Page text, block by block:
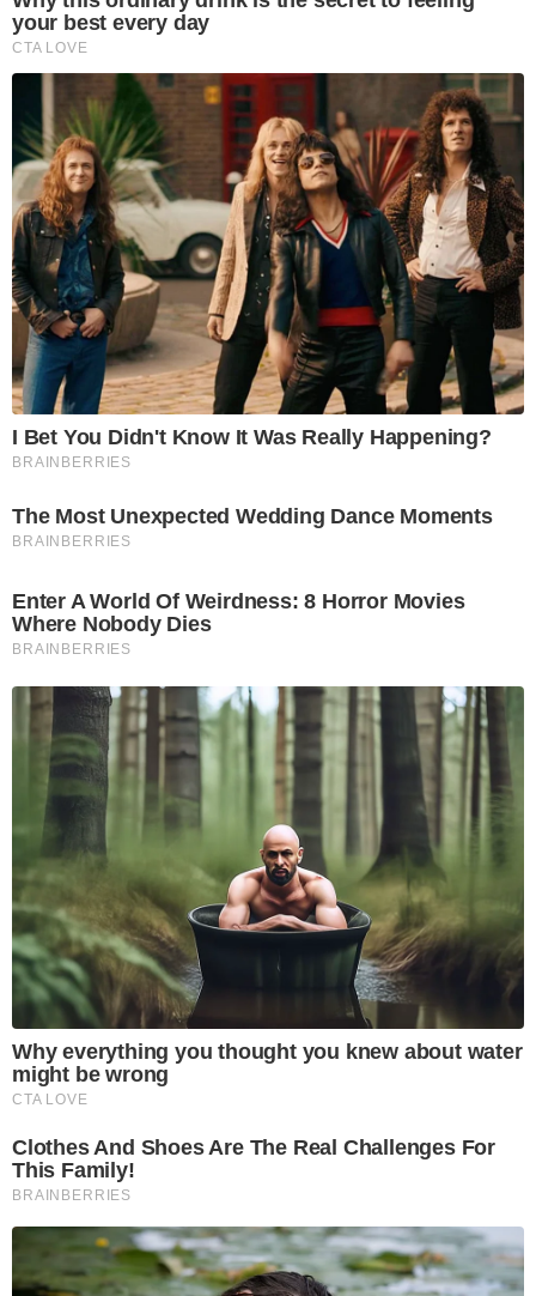
your best every day
CTA LOVE
I Bet You Didn't Know It Was Really Happening?
BRAINBERRIES
The Most Unexpected Wedding Dance Moments
BRAINBERRIES
Enter A World Of Weirdness: 8 Horror Movies
Where Nobody Dies
BRAINBERRIES
Why everything you thought you knew about water
might be wrong
CTA LOVE
Clothes And Shoes Are The Real Challenges For
This Family!
BRAINBERRIES